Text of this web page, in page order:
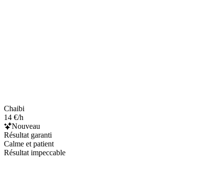
Chaibi
14 €/h
Nouveau
Résultat garanti
Calme et patient
Résultat impeccable